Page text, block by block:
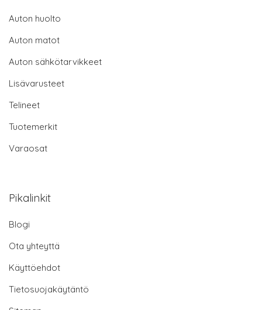
Auton huolto
Auton matot
Auton sähkötarvikkeet
Lisävarusteet
Telineet
Tuotemerkit
Varaosat
Pikalinkit
Blogi
Ota yhteyttä
Käyttöehdot
Tietosuojakäytäntö